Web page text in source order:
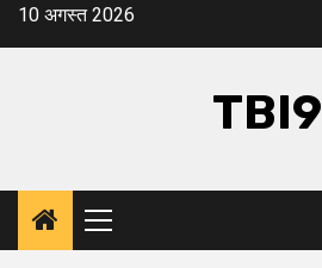
Skip10 अगस्त 2026
TBI9
Primary
Menu